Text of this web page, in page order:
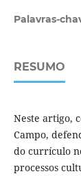
Palavras-
RESUMO
Neste artigo,
Campo,
do currículo
processos